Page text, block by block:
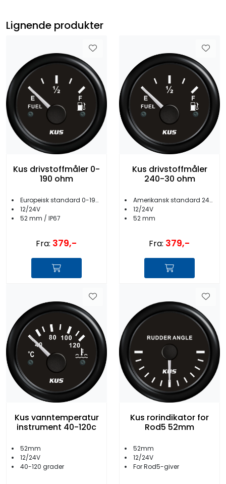
Lignende produkter
Kus drivstoffmåler 0-
190 ohm
Europeisk standard 0-190 ohm
12/24V
52 mm / IP67
Fra: 379,-
Kus drivstoffmåler
240-30 ohm
Amerikansk standard 240-30 ohm
12/24V
52 mm
Fra: 379,-
Kus vanntemperatur
instrument 40-120c
52mm
12/24V
40-120 grader
Kus rorindikator for
Rod5 52mm
52mm
12/24V
For Rod5-giver